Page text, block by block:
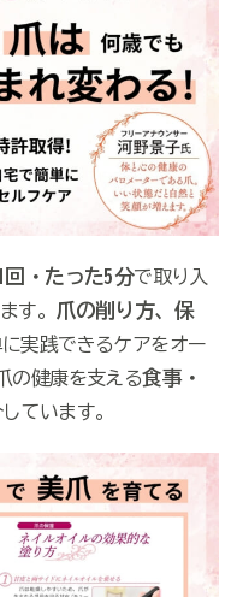
回・たった5分で取り入
す。
爪の削り方、保
実践できるケアをオー
の健康を支える食事・
ています。